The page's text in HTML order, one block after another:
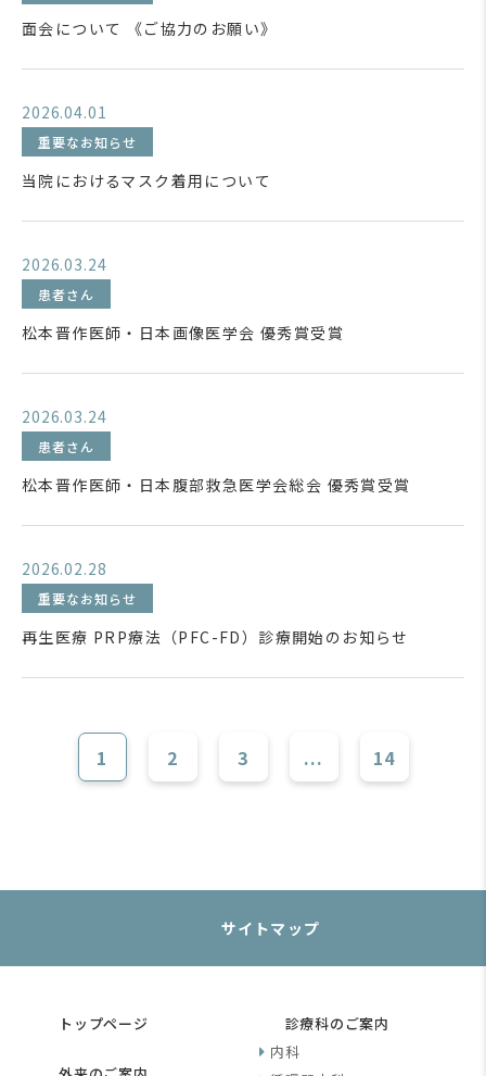
面会について 《ご協力のお願い》
2026.04.01
重要なお知らせ
当院におけるマスク着用について
2026.03.24
患者さん
松本晋作医師・日本画像医学会 優秀賞受賞
2026.03.24
患者さん
松本晋作医師・日本腹部救急医学会総会 優秀賞受賞
2026.02.28
重要なお知らせ
再生医療 PRP療法（PFC-FD）診療開始のお知らせ
1 2 3 ... 14
サイトマップ
トップページ
診療科のご案内
内科